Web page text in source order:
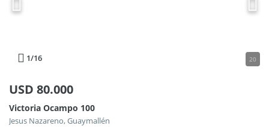
1/16 20
USD 80.000
Victoria Ocampo 100
Jesus Nazareno, Guaymallén